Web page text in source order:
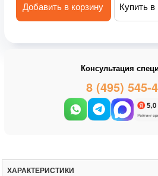
Добавить в корзину Купить в
Консультация
8 (495) 545-
ХАРАКТЕРИСТИКИ